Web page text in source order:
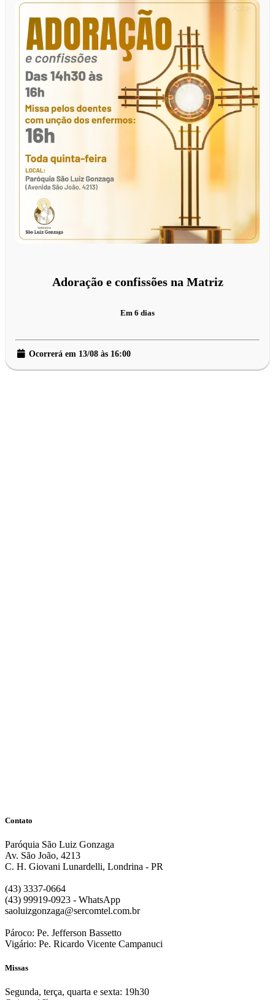
Adoração e confissões na Matriz
Em 6 dias
Ocorrerá em 13/08 às 16:00
Contato
Paróquia São Luiz Gonzaga
Av. São João, 4213
C. H. Giovani Lunardelli, Londrina - PR
(43) 3337-0664
(43) 99919-0923 - WhatsApp
saoluizgonzaga@sercomtel.com.br
Pároco: Pe. Jefferson Bassetto
Vigário: Pe. Ricardo Vicente Campanuci
Missas
Segunda, terça, quarta e sexta: 19h30